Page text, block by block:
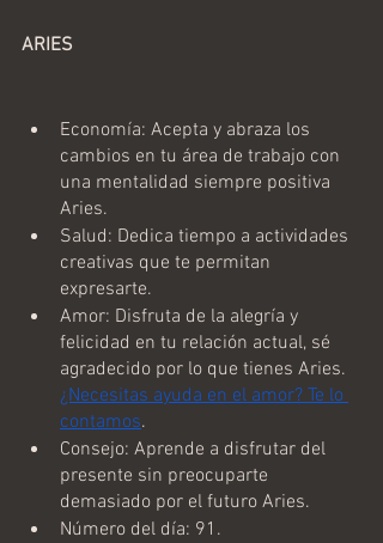
ARIES
Economía: Acepta y abraza los
cambios en tu área de trabajo con
una mentalidad siempre positiva
Aries.
Salud: Dedica tiempo a actividades
creativas que te permitan
expresarte.
Amor: Disfruta de la alegría y
felicidad en tu relación actual, sé
agradecido por lo que tienes Aries.
¿Necesitas ayuda en el amor? Te lo
contamos.
Consejo: Aprende a disfrutar del
presente sin preocuparte
demasiado por el futuro Aries.
Número del día: 91.